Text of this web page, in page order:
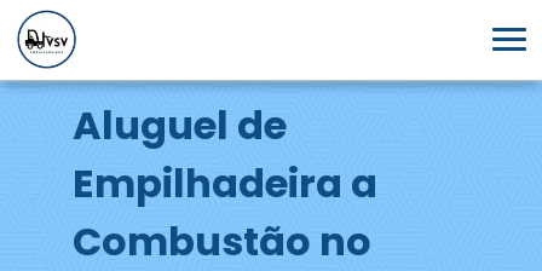
Aluguel de
Empilhadeira a
Combustão no